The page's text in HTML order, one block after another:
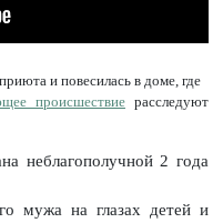
и повесилась в доме, где
происшествиерасследуют
неблагополучной 2 года
мужа на глазах детей и